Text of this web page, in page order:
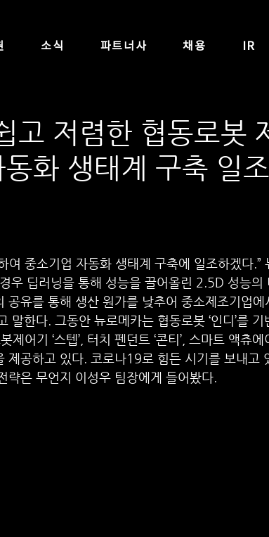
소식 파트너사 채용 IR
고 저렴한 협동로봇
화 생태계 구축 일
여 중소기업 자동화 생태계 구축에 일조하겠다.”
우 딥러닝을 통해 성능을 끌어올린 2.5D 성능의
공유를 통해 생산 원가를 낮추어 중소제조기업에
말한다. 그동안 뉴로메카는 협동로봇 ‘인디’를 기
제어기 ‘스텝’, 터치 펜던트 ‘콘티’, 스마트 액츄에
제공하고 있다. 코로나19로 힘든 시기를 보내고
은 무언지 이성우 팀장에게 들어봤다.